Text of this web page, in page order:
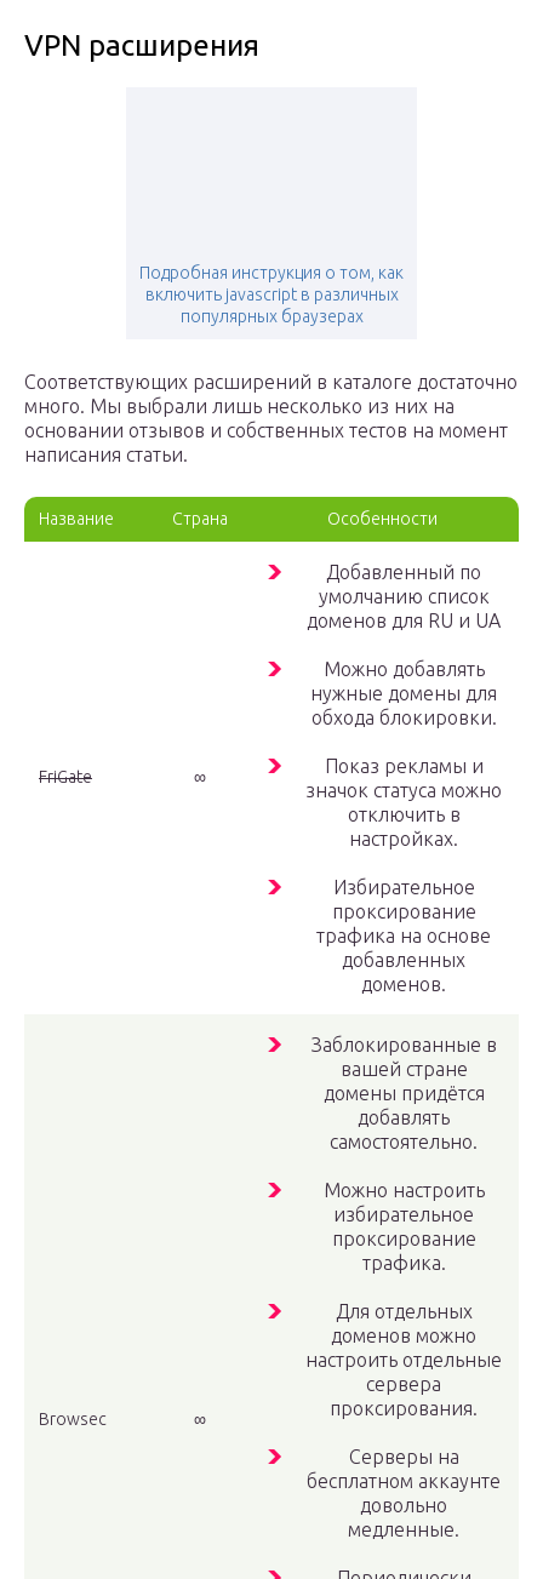
VPN расширения
Подробная инструкция о том, как
включить javascript в различных
популярных браузерах
Соответствующих расширений в каталоге достаточно
много. Мы выбрали лишь несколько из них на
основании отзывов и собственных тестов на момент
написания статьи.
Название Страна Особенности
FriGate ∞
Добавленный по
умолчанию список
доменов для RU и UA
Можно добавлять
нужные домены для
обхода блокировки.
Показ рекламы и
значок статуса можно
отключить в
настройках.
Избирательное
проксирование
трафика на основе
добавленных
доменов.
Browsec ∞
Заблокированные в
вашей стране
домены придётся
добавлять
самостоятельно.
Можно настроить
избирательное
проксирование
трафика.
Для отдельных
доменов можно
настроить отдельные
сервера
проксирования.
Серверы на
бесплатном аккаунте
довольно
медленные.